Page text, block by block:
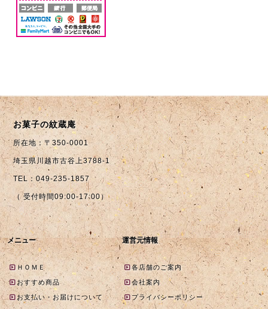
お菓子の紋蔵庵
所在地：〒350-0001
埼玉県川越市古谷上3788-1
TEL：049-235-1857
（ 受付時間09:00-17:00）
メニュー
ＨＯＭＥ
おすすめ商品
お支払い・お届けについて
運営元情報
各店舗のご案内
会社案内
プライバシーポリシー